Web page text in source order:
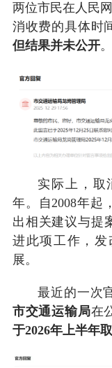
两位市民在人民
消收费的具体时
但结果并未公开。
实际上，取
年。自2008年起
出相关建议与提
进此项工作，
展。
最近的一次
市交通运输局在
于2026年上半年